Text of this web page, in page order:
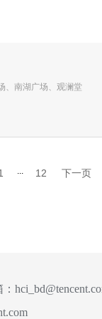
、南湖广场、观澜堂
... 12 下一页